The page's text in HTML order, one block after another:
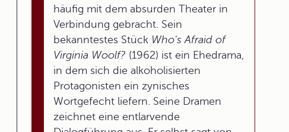
häufig mit dem absurden Theater in
Verbindung gebracht. Sein
bekanntestes Stück Who's Afraid of
Virginia Woolf? (1962) ist ein Ehedrama,
in dem sich die alkoholisierten
Protagonisten ein zynisches
Wortgefecht liefern. Seine Dramen
zeichnet eine entlarvende